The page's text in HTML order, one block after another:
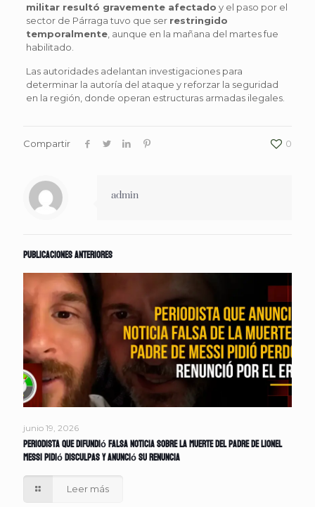
militar resultó gravemente afectado y el paso por el
sector de Párraga tuvo que ser restringido
temporalmente, aunque en la mañana del martes fue
habilitado.
Las autoridades adelantan investigaciones para
determinar la autoría del ataque y reforzar la seguridad
en la región, donde operan estructuras armadas ilegales.
Compartir 0
admin
Publicaciones anteriores
junio 19, 2026
Periodista que difundió falsa noticia sobre la muerte del padre de Lionel
Messi pidió disculpas y anunció su renuncia
Leer más